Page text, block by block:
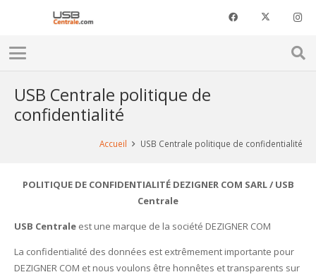
USB Centrale politique de
confidentialité
Accueil USB Centrale politique de confidentialité
POLITIQUE DE CONFIDENTIALITÉ DEZIGNER COM SARL / USB
Centrale
USB Centraleest une marque de la société DEZIGNER COM
La confidentialité des données est extrêmement importante pour
DEZIGNER COM et nous voulons être honnêtes et transparents sur